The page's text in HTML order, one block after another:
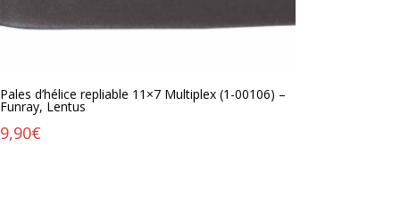
Pales d’hélice repliable 11×7 Multiplex (1-00106) –
Funray, Lentus
9,90€